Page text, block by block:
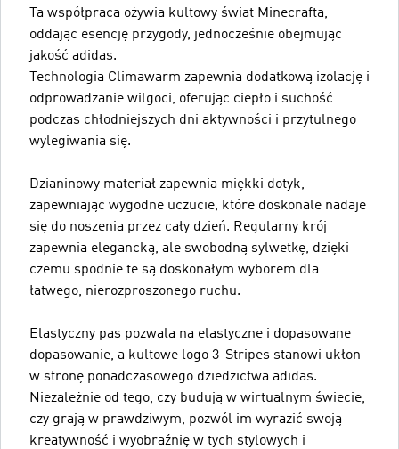
Ta współpraca ożywia kultowy świat Minecrafta,
oddając esencję przygody, jednocześnie obejmując
jakość adidas.
Technologia Climawarm zapewnia dodatkową izolację i
odprowadzanie wilgoci, oferując ciepło i suchość
podczas chłodniejszych dni aktywności i przytulnego
wylegiwania się.
Dzianinowy materiał zapewnia miękki dotyk,
zapewniając wygodne uczucie, które doskonale nadaje
się do noszenia przez cały dzień. Regularny krój
zapewnia elegancką, ale swobodną sylwetkę, dzięki
czemu spodnie te są doskonałym wyborem dla
łatwego, nierozproszonego ruchu.
Elastyczny pas pozwala na elastyczne i dopasowane
dopasowanie, a kultowe logo 3-Stripes stanowi ukłon
w stronę ponadczasowego dziedzictwa adidas.
Niezależnie od tego, czy budują w wirtualnym świecie,
czy grają w prawdziwym, pozwól im wyrazić swoją
kreatywność i wyobraźnię w tych stylowych i